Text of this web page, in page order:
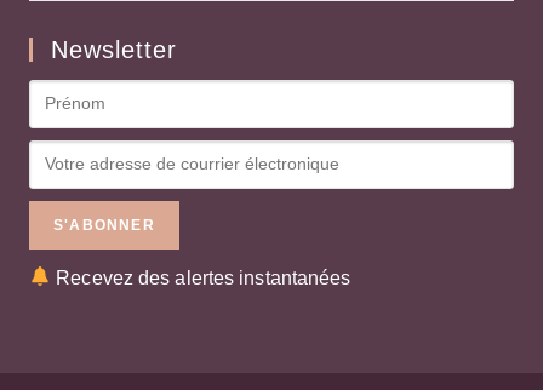
Newsletter
Recevez des alertes instantanées